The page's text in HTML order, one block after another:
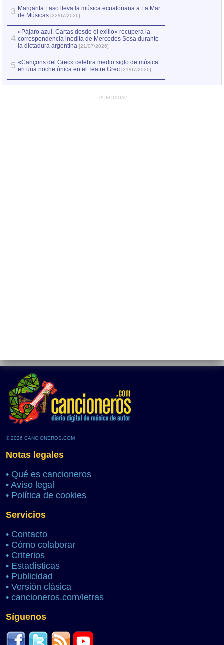
3 Margarita Laso lleva la música ecuatoriana a La Mar
de Músicas [22/07/2026]
4
«Pájaro azul. Cartas desde el exilio» recupera la
correspondencia inédita de Mercedes Sosa durante
la dictadura argentina [21/07/2026]
5 «Cançons del Grec» celebra medio siglo de música
en una noche única en el Teatre Grec [21/07/2026]
PUBLICIDAD
© 2026 CANCIONEROS.COM
Notas legales
• Qué es cancioneros
• Aviso legal
• Política de cookies
Servicios
• Contacto
• Cómo colaborar
• Criterios
• Estadísticas
• Publicidad
• Versión clásica
• cancioneros.com/letras
Síguenos